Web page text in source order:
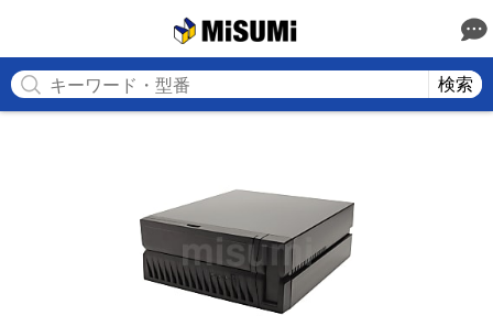
検索